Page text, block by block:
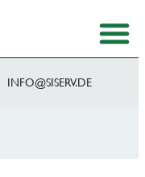
ED.VRE
SIS@OF
NI